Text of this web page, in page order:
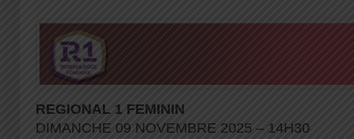
REGIONAL 1 FEMININ
DIMANCHE 09 NOVEMBRE 2025 – 14H30